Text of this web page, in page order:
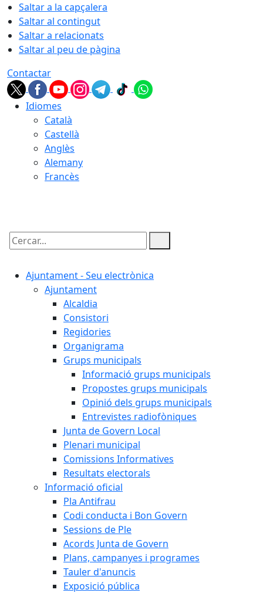
Saltar a la capçalera
Saltar al contingut
Saltar a relacionats
Saltar al peu de pàgina
Contactar
Idiomes
Català
Castellà
Anglès
Alemany
Francès
Cercar:
Ajuntament - Seu electrònica
Ajuntament
Alcaldia
Consistori
Regidories
Organigrama
Grups municipals
Informació grups municipals
Propostes grups municipals
Opinió dels grups municipals
Entrevistes radiofòniques
Junta de Govern Local
Plenari municipal
Comissions Informatives
Resultats electorals
Informació oficial
Pla Antifrau
Codi conducta i Bon Govern
Sessions de Ple
Acords Junta de Govern
Plans, campanyes i programes
Tauler d'anuncis
Exposició pública